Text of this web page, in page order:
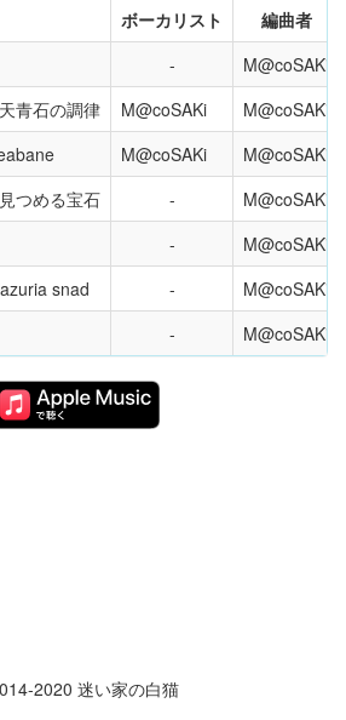
ボーカリスト
編曲者
M@coSAKi
青石の調律 M@coSAKi
M@coSAKi
M@coSAKi
M@coSAKi
つめる宝石
M@coSAKi
M@coSAKi
snad
M@coSAKi
M@coSAKi
2020 迷い家の白猫